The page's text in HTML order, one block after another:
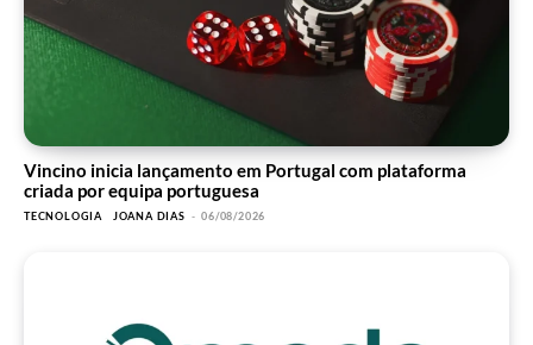
Vincino inicia lançamento em Portugal com plataforma
criada por equipa portuguesa
TECNOLOGIA JOANA DIAS - 06/08/2026